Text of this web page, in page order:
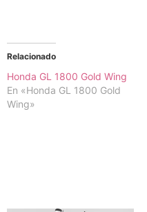
Relacionado
Honda GL 1800 Gold Wing
En «Honda GL 1800 Gold
Wing»